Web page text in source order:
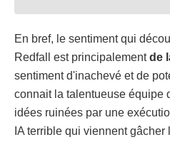
En bref, le sentiment qui
Redfall est principalementde
sentiment d'inachevé et de
connait la talentueuse équipe
idées ruinées par une
IA terrible qui viennent gâcher